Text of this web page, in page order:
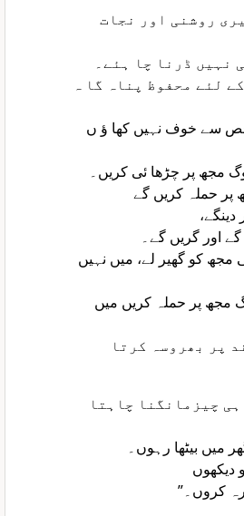
روشنی اور نجات
نہیں ڈرنا چا ہئے۔
لئے محفوظ پناہ گا ہ
سے خوف نہیں کھا ؤ ں
مجھ پر چڑھا ئی کریں۔
پر حملہ کریں گے
گے اور گریں گے۔
مجھ کو گھیر لے، میں نہیں
مجھ پر حملہ کریں میں
پر بھروسہ کرتا
چیزمانگنا چاہتا
میں بیٹھا رہوں۔
دیکھوں
کروں۔”